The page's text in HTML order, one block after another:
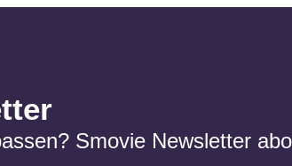
Smovie Newsletter